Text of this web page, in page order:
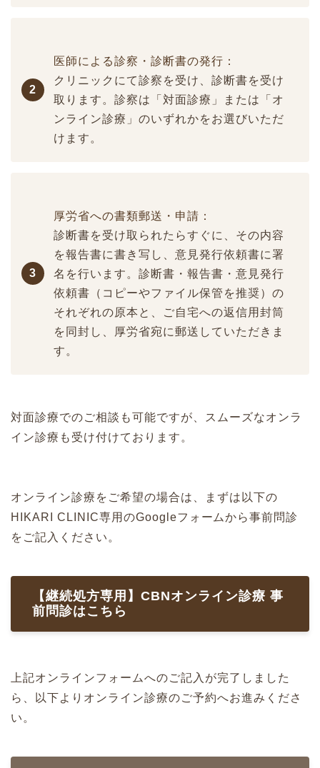
2
医師による診察・診断書の発行：
クリニックにて診察を受け、診断書を受け
取ります。診察は「対面診療」または「オ
ンライン診療」のいずれかをお選びいただ
けます。
3
厚労省への書類郵送・申請：
診断書を受け取られたらすぐに、その内容
を報告書に書き写し、意見発行依頼書に署
名を行います。診断書・報告書・意見発行
依頼書（コピーやファイル保管を推奨）の
それぞれの原本と、ご自宅への返信用封筒
を同封し、厚労省宛に郵送していただきま
す。
対面診療でのご相談も可能ですが、スムーズなオンラ
イン診療も受け付けております。
オンライン診療をご希望の場合は、まずは以下の
HIKARI CLINIC専用のGoogleフォームから事前問診
をご記入ください。
【継続処方専用】CBNオンライン診療 事
前問診はこちら
上記オンラインフォームへのご記入が完了しました
ら、以下よりオンライン診療のご予約へお進みくださ
い。